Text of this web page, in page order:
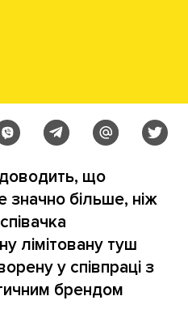
що
значно більше, ніж
лімітовану туш
у співпраці з
брендом